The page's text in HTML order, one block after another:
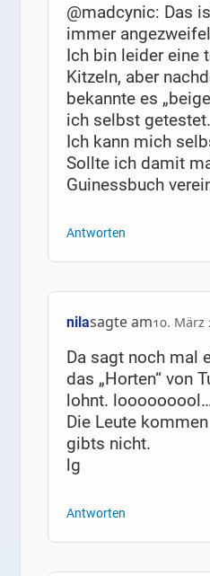
@madcynic: Das
immer
Ich bin leider eine
Kitzeln, aber
bekannte es
ich selbst getestet.
Ich kann mich
Sollte ich damit
Guinessbuch
Antworten
nilasagte am10. März
Da sagt noch mal
das „Horten“ von
lohnt.
Die Leute
gibts nicht.
lg
Antworten